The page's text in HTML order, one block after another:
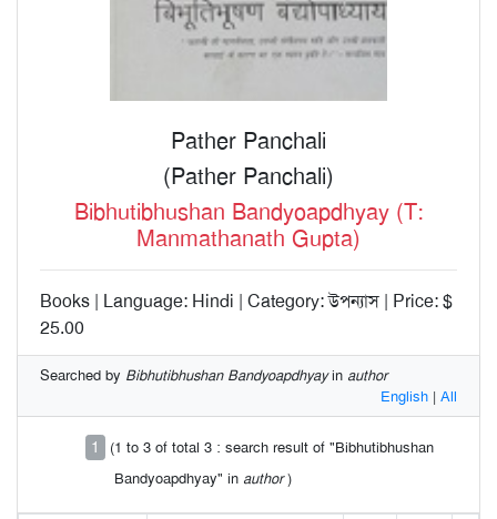
Pather Panchali
(Pather Panchali)
Bibhutibhushan Bandyoapdhyay (T:
Manmathanath Gupta)
Books | Language: Hindi | Category: উপন্যাস | Price: $
25.00
Searched by Bibhutibhushan Bandyoapdhyayin author
English | All
1
(1 to 3 of total 3 : search result of "Bibhutibhushan
Bandyoapdhyay" in author)